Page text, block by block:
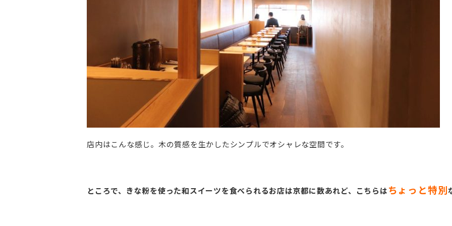
店内はこんな感じ。木の質感を生かしたシンプルでオシャレな空間です。
ところで、きな粉を使った和スイーツを食べられるお店は京都に数あれど、こちらはちょっと特別